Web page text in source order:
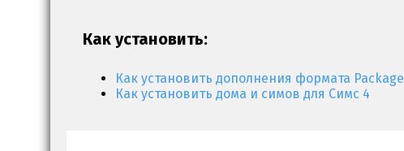
Как установить:
Как установить дополнения формата Package
Как установить дома и симов для Симс 4